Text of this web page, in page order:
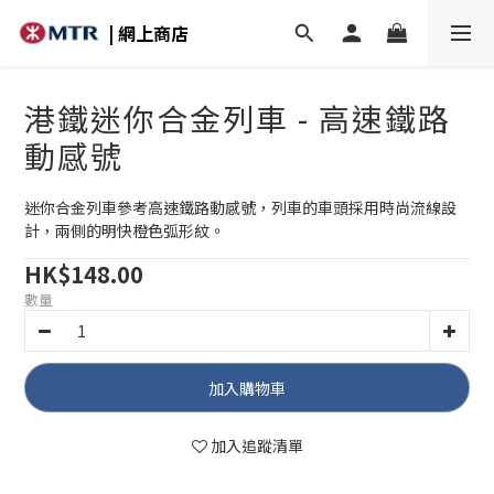
| 網上商店
港鐵迷你合金列車 - 高速鐵路
動感號
迷你合金列車參考高速鐵路動感號，列車的車頭採用時尚流線設
計，兩側的明快橙色弧形紋。
HK$148.00
數量
加入購物車
加入追蹤清單